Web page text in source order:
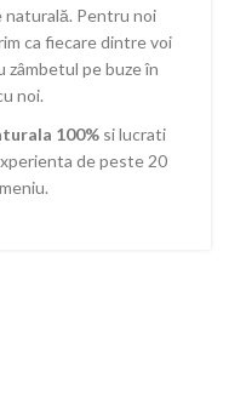
naturală. Pentru noi
ca fiecare dintre voi
zâmbetul pe buze în
noi.
100%si lucrati
de peste 20